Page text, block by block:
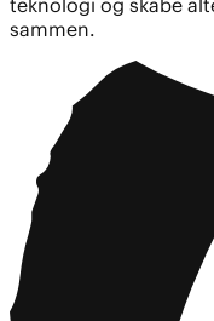
teknologi og skabe
sammen.